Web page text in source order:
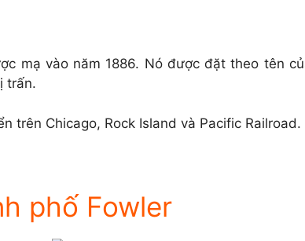
mạ vào năm 1886. Nó được đặt theo tên
trấn.
trên Chicago, Rock Island và Pacific Railroad.
phố Fowler